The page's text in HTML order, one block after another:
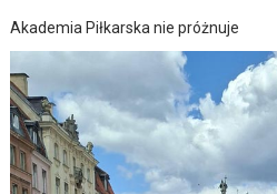
Akademia Piłkarska nie próżnuje